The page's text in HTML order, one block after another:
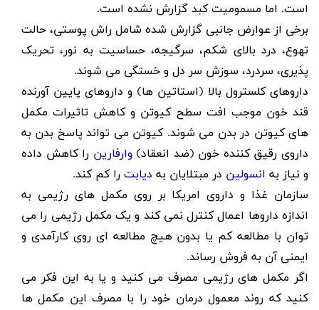
است. اما مسمومیت کبد گزارش نشده است.
برخی از عوارض جانبی گزارش شده شامل راش پوستی، حالت
تهوع، درد بالای شکم، سرگیجه، حساسیت به نور، تحریک
پذیری، سردرد، سوزش سر دل و خستگی می شوند.
داروهای کلسترول بالا (استاتین ها) و داروهای پایین آورنده
قند خون موجب افت سطح کیوتن و کاهش تاثیرات مکمل
های کیوتن در بدن می شوند. کیوتن می تواند پاسخ بدن به
داروی رقیق کننده خون (ضد انعقاد) وارفارین را کاهش داده
و نیاز به انسولین در مبتلایان به دیابت را کم کند.
سازمان غذا و داروی امریکا بر روی مکمل های رژیمی به
اندازه داروها اعمال کنترل نمی کند و یک مکمل رژیمی را می
توان با مطالعه کم یا بدون هیچ مطالعه ای روی کارآمدی و
ایمنی آن به فروش رساند.
اگر مکمل های رژیمی مصرف می کنید و یا به این فکر می
کنید که روند معمول درمان خود را با مصرف این مکمل ها